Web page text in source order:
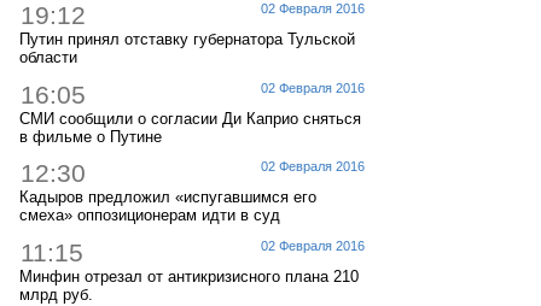
02 Февраля 2016
19:12
Путин принял отставку губернатора Тульской
области
02 Февраля 2016
16:05
СМИ сообщили о согласии Ди Каприо сняться
в фильме о Путине
02 Февраля 2016
12:30
Кадыров предложил «испугавшимся его
смеха» оппозиционерам идти в суд
02 Февраля 2016
11:15
Минфин отрезал от антикризисного плана 210
млрд руб.